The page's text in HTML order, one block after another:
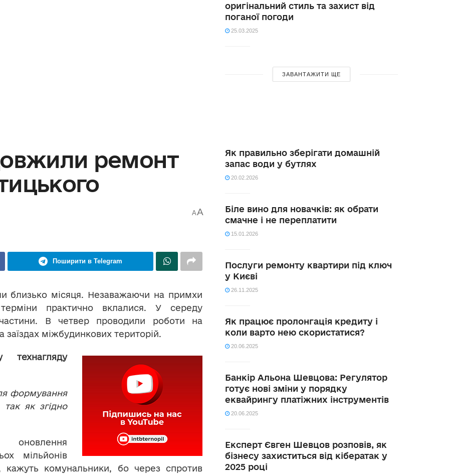
оригінальний стиль та захист від
поганої погоди
25.03.2025
ЗАВАНТАЖИТИ ЩЕ
ремонт
AA
Поширити в Telegram
близько місяця. Незаважаючи на примхи
практично вклалися. У середу
В четвер проводили роботи на
заїздах міжбудинкових територій.
технагляду
формування
як згідно
оновлення
мільйонів
кажуть комунальники, бо через спротив
Як правильно зберігати домашній
запас води у бутлях
20.02.2026
Біле вино для новачків: як обрати
смачне і не переплатити
15.01.2026
Послуги ремонту квартири під ключ
у Києві
26.11.2025
Як працює пролонгація кредиту і
коли варто нею скористатися?
20.06.2025
Банкір Альона Шевцова: Регулятор
готує нові зміни у порядку
еквайрингу платіжних інструментів
20.06.2025
Експерт Євген Шевцов розповів, як
бізнесу захиститься від кібератак у
2025 році